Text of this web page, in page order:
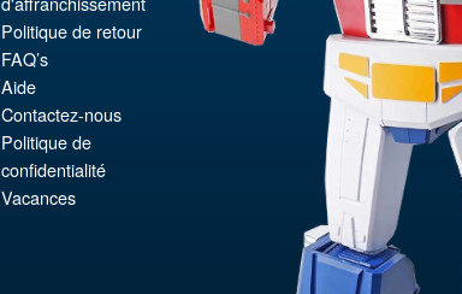
Politique de retour
FAQ’s
Aide
Contactez-nous
Politique de
confidentialité
Vacances